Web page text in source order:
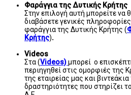
Φαράγγια της Δυτικής Κρήτης
Στην επιλογή αυτή μπορείτε να
διαβάσετε γενικές
φαράγγια της Δυτικής Κρήτης (
Κρήτης).
Videos
Στα (Videos)μπορεί ο
περιηγηθεί στις ομορφιές της
της εταιρείας μας και
δραστηριότητες που στηρίζει